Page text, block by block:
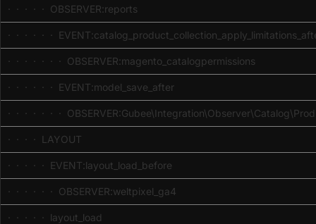
· · · · · OBSERVER:reports
· · · · · ·
· · · · · · · OBSERVER:magento_catalogpermissions
· · · · · · EVENT:model_save_after
· · · · · · ·
· · · · LAYOUT
· · · · · EVENT:layout_load_before
· · · · · · OBSERVER:weltpixel_ga4
· · · · · layout_load